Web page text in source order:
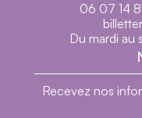
06 07 14
Du mardi au
Recevez nos